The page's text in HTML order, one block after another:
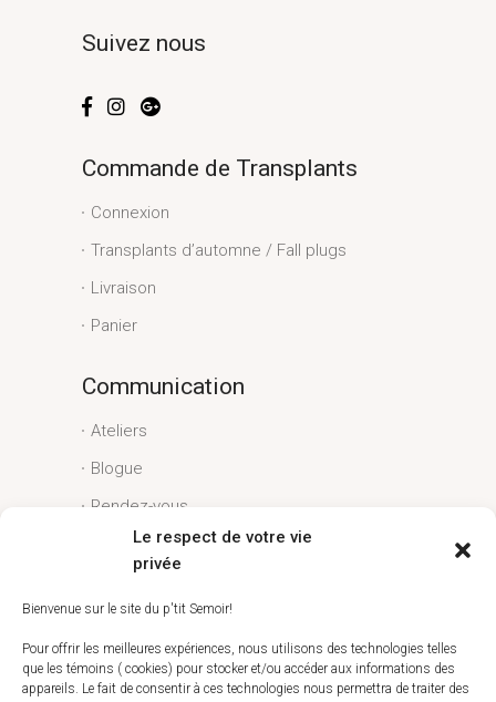
Le respect de votre vie
privée
Bienvenue sur le site du p'tit Semoir!
Pour offrir les meilleures expériences, nous utilisons des technologies telles
que les témoins ( cookies) pour stocker et/ou accéder aux informations des
appareils. Le fait de consentir à ces technologies nous permettra de traiter des
Suivez nous
Commande de Transplants
Connexion
Transplants d’automne / Fall plugs
Livraison
Panier
Communication
Ateliers
Blogue
Rendez-vous
Conditions générales
Liens utiles
Espace client
Conditions générales